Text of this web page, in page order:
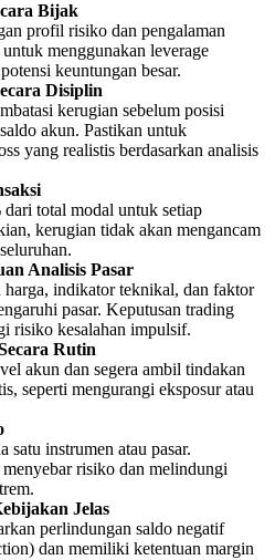
Bijak
profil risiko dan pengalaman
menggunakan leverage
keuntungan besar.
Disiplin
kerugian sebelum posisi
akun. Pastikan untuk
yang realistis berdasarkan analisis
total modal untuk setiap
kerugian tidak akan mengancam
Analisis Pasar
harga, indikator teknikal, dan faktor
pasar. Keputusan trading
risiko kesalahan impulsif.
Rutin
akun dan segera ambil tindakan
seperti mengurangi eksposur atau
satu instrumen atau pasar.
risiko dan melindungi
Jelas
perlindungan saldo negatif
dan memiliki ketentuan margin